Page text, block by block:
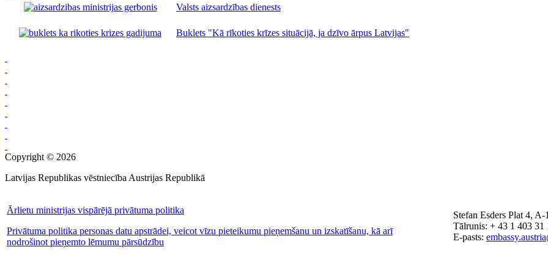
Valsts aizsardzības dienests
Buklets "Kā rīkoties krīzes situācijā, ja dzīvo ārpus Latvijas"
Copyright © 2026
Latvijas Republikas vēstniecība Austrijas Republikā
Ārlietu ministrijas vispārējā privātuma politika
Privātuma politika personas datu apstrādei, veicot vīzu pieteikumu pieņemšanu un izskatīšanu, kā arī
nodrošinot pieņemto lēmumu pārsūdzību
Stefan Esders Plat 4,
Tālrunis: + 43 1 403 31
E-pasts: